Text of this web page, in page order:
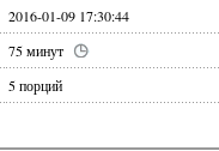
2016-01-09 17:30:44
75 минут
5 порций